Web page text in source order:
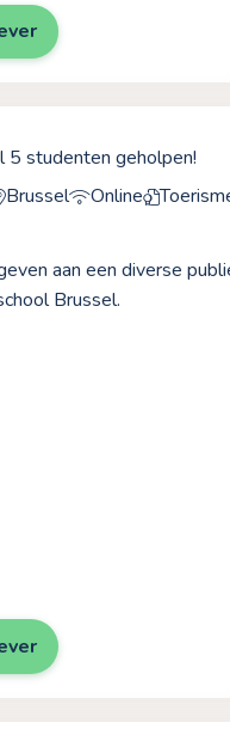
5 studenten geholpen!
Brussel Online
aan een diverse
Brussel.